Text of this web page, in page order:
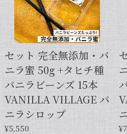
2025/05/31
2025/01/05
発送が早くて助かりました。
たので、次回の発注します。
セット 完全無添加・バ
ニラ蜜 50g +タヒチ種
バニラビーンズ 15本
VANILLA VILLAGE バ
ニラシロップ
¥5,550